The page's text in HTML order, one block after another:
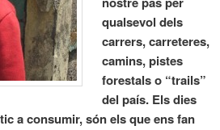
qualsevol dels
carrers, carreteres,
camins, pistes
forestals o “trails”
del país. Els dies
a consumir, són els que ens fan